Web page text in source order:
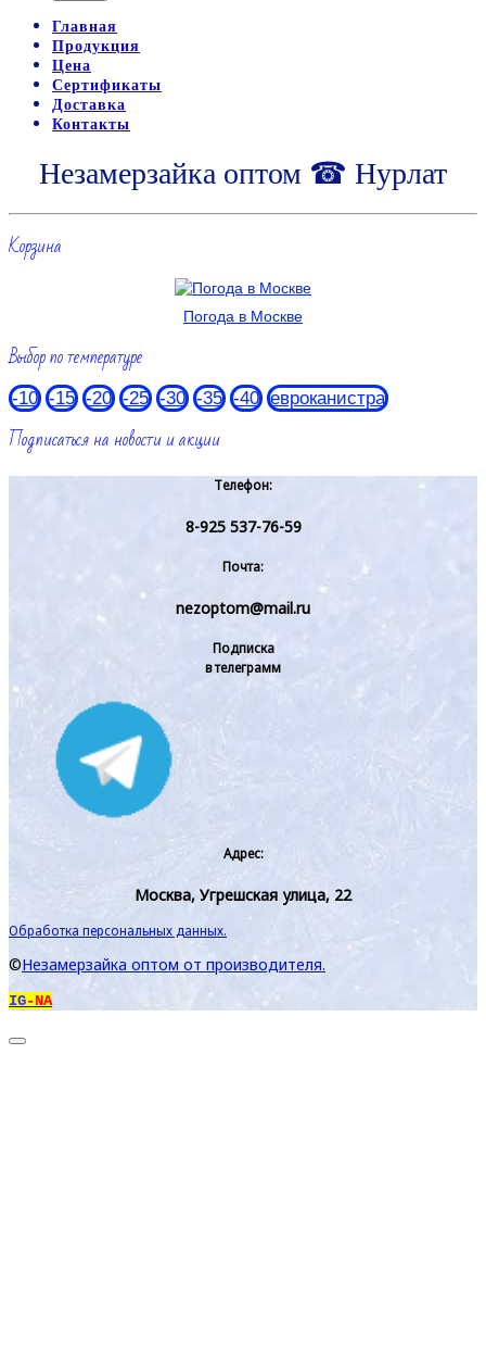
Главная
Продукция
Цена
Сертификаты
Доставка
Контакты
Незамерзайка оптом ☎ Нурлат
Корзина
Погода в Москве
Выбор по температуре
-10 -15 -20 -25 -30 -35 -40 евроканистра
Подписаться на новости и акции
Телефон:
8-925 537-76-59
Почта:
nezoptom@mail.ru
Подписка
в телеграмм
Адрес:
Москва, Угрешская улица, 22
Обработка персональных данных.
©Незамерзайка оптом от производителя.
IG-NA